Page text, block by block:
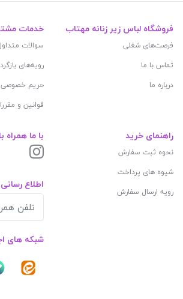
فروشگاه لباس زیر زنانه مهتاب
فرصت‌های شغلی
تماس با ما
درباره ما
خدمات
سوالات
رویه‌های
حریم خصوصی
قوانین و
راهنمای خرید
نحوه ثبت سفارش
شیوه های پرداخت
رویه ارسال سفارش
با ما همراه
اطلاع
شبکه های